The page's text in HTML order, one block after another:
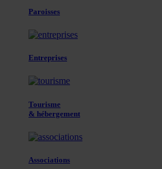
Paroisses
Entreprises
Tourisme
& hébergement
Associations